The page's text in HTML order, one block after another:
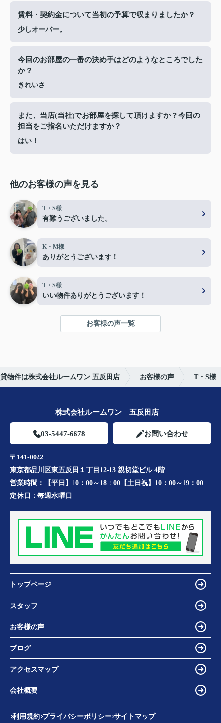
賃料・契約金について当初の予算で収まりましたか？
少しオーバー。
今回のお部屋の一番の決め手はどのようなところでした
か？
きれいさ
また、当店(当社)でお部屋を探して頂けますか？今回の
担当をご指名いただけますか？
はい！
他のお客様の声を見る
T・S様
有難うございました。
K・M様
ありがとうございます！
T・S様
いい物件ありがとうございます！
お客様の声一覧
物件は株式会社ルームワン 五反田店 お客様の声 T・S様
株式会社ルームワン 五反田店
03-5447-6678 お問い合わせ
〒141-0022
東京都品川区東五反田１丁目12-13 親切堂ビル 4階
営業時間：
【平日】10：00～18：00【土日祝】10：00～19：00
定休日： 毎週水曜日
トップページ
スタッフ
お客様の声
ブログ
アクセスマップ
会社概要
利用規約 プライバシーポリシー サイトマップ